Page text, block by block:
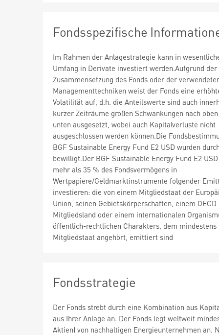
Fondsspezifische
Im Rahmen der Anlagestrategie kann in
Umfang in Derivate investiert werden.Aufgrund der
Zusammensetzung des Fonds oder der
Managementtechniken weist der Fonds eine
Volatilität auf, d.h. die Anteilswerte sind auch
kurzer Zeiträume großen Schwankungen nach
unten ausgesetzt, wobei auch Kapitalverluste nicht
ausgeschlossen werden können.Die
BGF Sustainable Energy Fund E2 USD wurden
bewilligt.Der BGF Sustainable Energy Fund E2
mehr als 35 % des Fondsvermögens in
Wertpapiere/Geldmarktinstrumente folgender
investieren: die von einem Mitgliedstaat der
Union, seinen Gebietskörperschaften, einem OECD-
Mitgliedsland oder einem internationalen
öffentlich-rechtlichen Charakters, dem mindestens
Mitgliedstaat angehört, emittiert sind
Fondsstrategie
Der Fonds strebt durch eine Kombination aus
aus Ihrer Anlage an. Der Fonds legt weltweit
Aktien) von nachhaltigen Energieunternehmen an.